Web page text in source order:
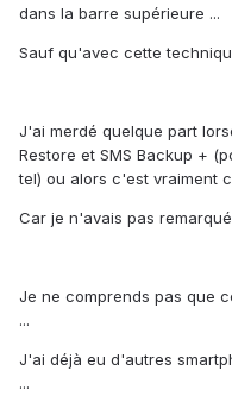
dans la barre supérieure ...
Sauf qu'avec cette
J'ai merdé quelque part
Restore et SMS Backup +
tel) ou alors c'est vraiment
Car je n'avais pas
Je ne comprends pas que
...
J'ai déjà eu d'autres
...